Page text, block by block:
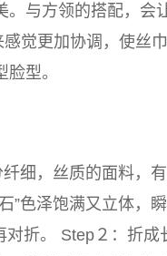
与方领的搭配，会
觉更加协调，使丝
型。
细，丝质的面料，
”色泽饱满又立体，
折。 Step２：折成